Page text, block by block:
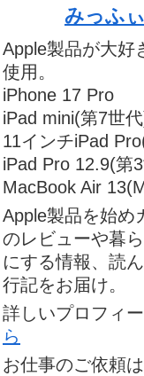
みっふ
Apple製品が大好
使用。
iPhone 17 Pro
iPad mini(第7世
11インチiPad
iPad Pro 12.9(第
MacBook Air
Apple製品を始め
のレビューや暮
にする情報、読
行記をお届け。
詳しいプロフィ
ら
お仕事のご依頼は